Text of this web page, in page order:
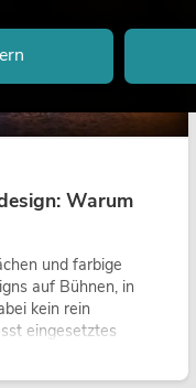
Warum
und farbige
auf Bühnen, in
kein rein
eingesetztes
gibt Szenen
emotionaler